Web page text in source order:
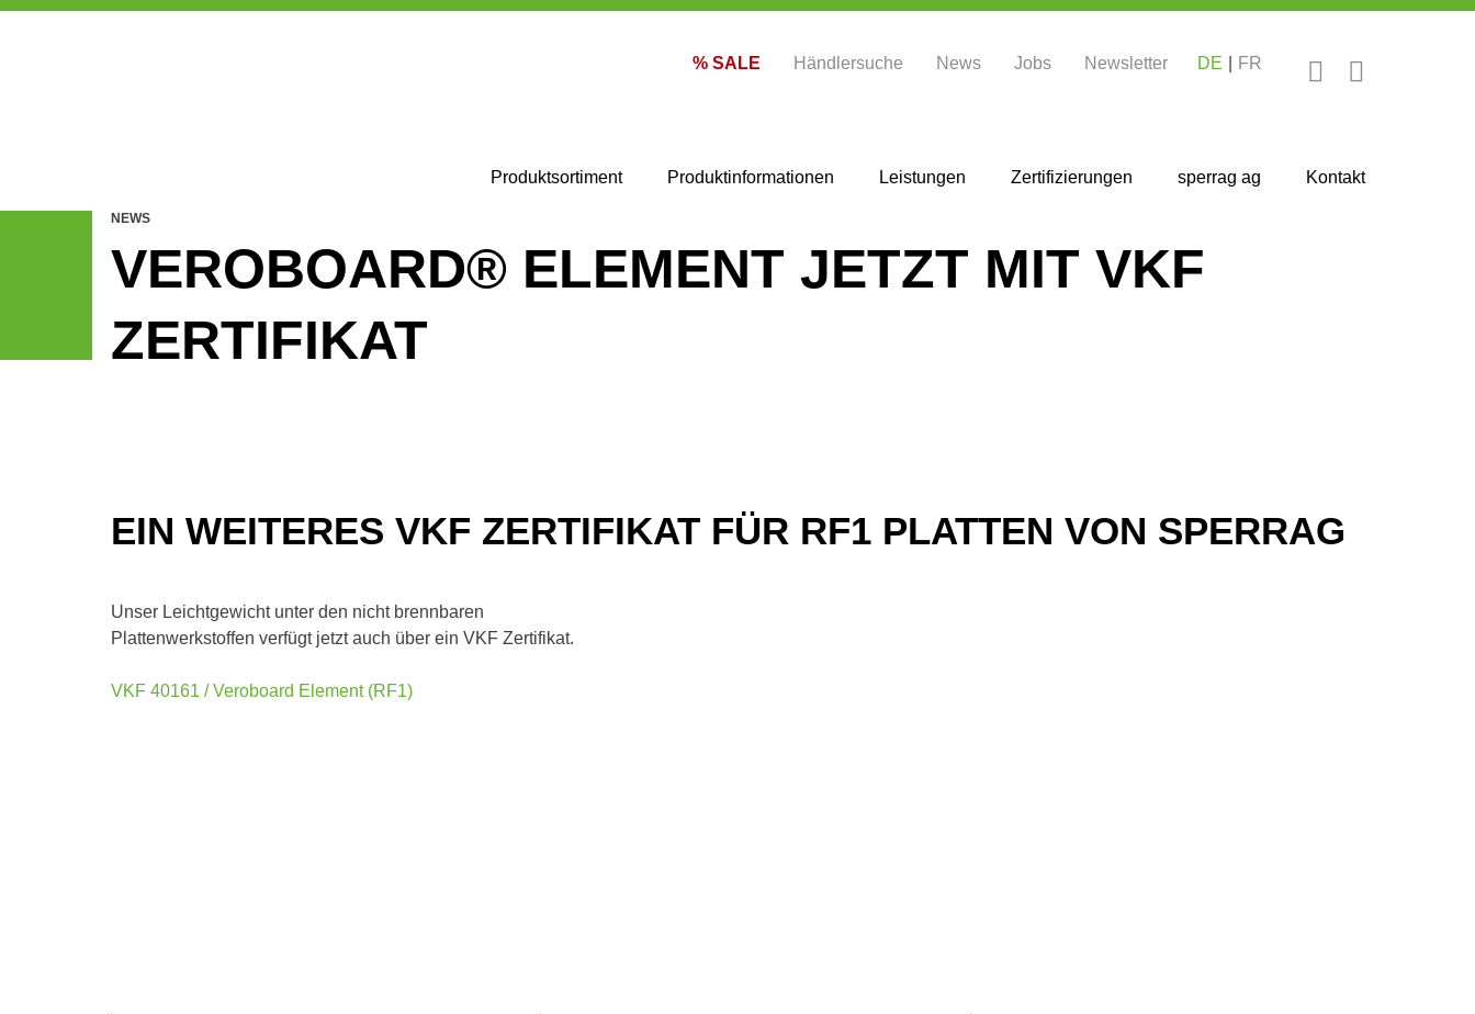
% SALE Händlersuche News Jobs Newsletter DE FR
Produktsortiment Produktinformationen Leistungen Zertifizierungen sperrag ag Kontakt
NEWS
VEROBOARD® ELEMENT JETZT MIT VKF
ZERTIFIKAT
EIN WEITERES VKF ZERTIFIKAT FÜR RF1 PLATTEN VON SPERRAG
Unser Leichtgewicht unter den nicht brennbaren
Plattenwerkstoffen verfügt jetzt auch über ein VKF Zertifikat.
VKF 40161 / Veroboard Element (RF1)